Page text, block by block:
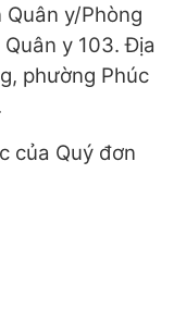
y/Phòng
y 103. Địa
phường Phúc
của Quý đơn